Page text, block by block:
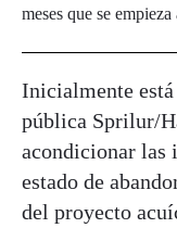
meses que se
Inicialmente está
pública Sprilur/
acondicionar las
estado de
del proyecto